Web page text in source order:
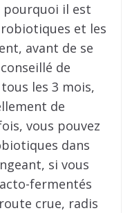
pourquoi il est
et les
avant de se
de
les 3 mois,
de
vous pouvez
dans
si vous
fermentés
crue, radis